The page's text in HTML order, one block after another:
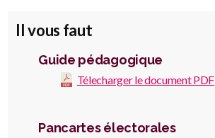
Il vous faut
Guide pédagogique
Télecharger le document PDF
Pancartes électorales